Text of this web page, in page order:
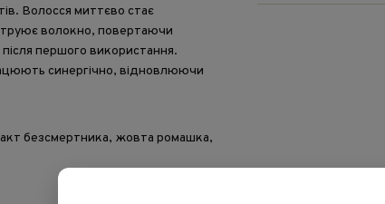
Волосся миттєво стає
волокно, повертаючи
першого використання.
синергічно, відновлюючи
безсмертника, жовта ромашка,